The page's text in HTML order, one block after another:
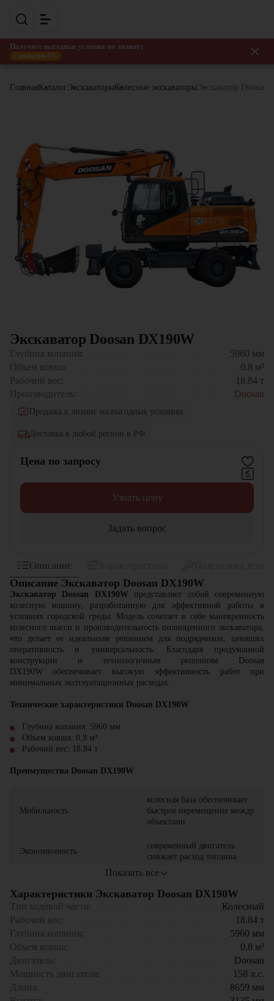
Получите выгодные условия по лизингу
с авансом 0%
Главная КаталогЭкскаваторы Колесные экскаваторы Экскаватор Doosan
Экскаватор Doosan DX190W
Глубина копания: 5960 мм
Объем ковша:
0.8 м³
Рабочий вес:
18.84 т
Производитель:
Doosan
Продажа в лизинг на выгодных условиях
Доставка в любой регион в РФ
Цена по запросу
Узнать цену
Задать вопрос
Описание
Описание Экскаватор Doosan DX190W
Экскаватор Doosan DX190W представляет собой современную
колесную машину, разработанную для эффективной работы в
условиях городской среды. Модель сочетает в себе маневренность
колесного шасси и производительность полноценного экскаватора,
что делает ее идеальным решением для подрядчиков, ценящих
оперативность и универсальность. Благодаря продуманной
конструкции и технологичным решениям Doosan
DX190W обеспечивает высокую эффективность работ при
минимальных эксплуатационных расходах.
Технические характеристики Doosan DX190W
Глубина копания: 5960 мм
Объем ковша: 0,8 м³
Рабочий вес: 18,84 т
Преимущества Doosan DX190W
Мобильность
колесная база обеспечивает
быстрое перемещение между
объектами
Экономичность
современный двигатель
снижает расход топлива
Универсальность
различного навесного
оборудования
Комфорт
Показать все
Характеристики Экскаватор Doosan DX190W
Тип ходовой части:
Колесный
Рабочий вес:
18.84 т
Глубина копания:
5960 мм
Объем ковша:
0.8 м³
Двигатель:
Doosan
Мощность двигателя:
158 л.с.
Длина:
8659 мм